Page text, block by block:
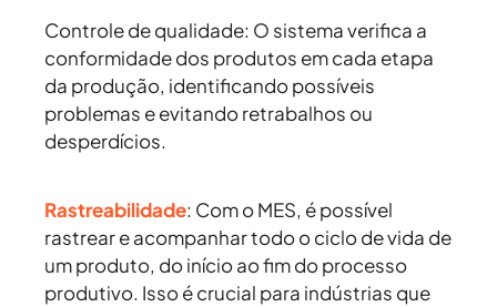
Controle de qualidade: O sistema verifica a
conformidade dos produtos em cada etapa
da produção, identificando possíveis
problemas e evitando retrabalhos ou
desperdícios.
Rastreabilidade: Com o MES, é possível
rastrear e acompanhar todo o ciclo de vida de
um produto, do início ao fim do processo
produtivo. Isso é crucial para indústrias que